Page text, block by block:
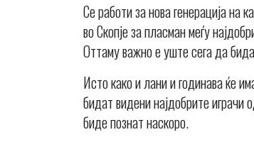
Се работи за нова генерација
во Скопје за пласман меѓу
Оттаму важно е уште сега да
Исто како и лани и годинава ќе
бидат видени најдобрите
биде познат наскоро.